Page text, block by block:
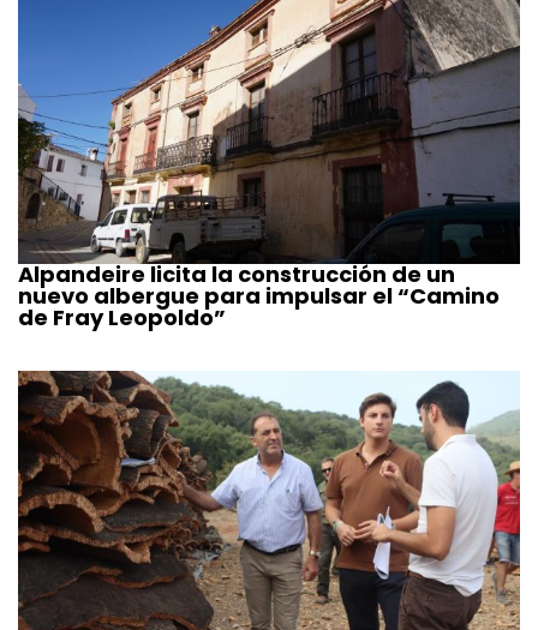
Alpandeire licita la construcción de un
nuevo albergue para impulsar el “Camino
de Fray Leopoldo”